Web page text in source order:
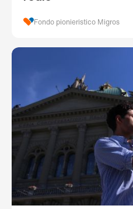
Fondo pionieristico Migros